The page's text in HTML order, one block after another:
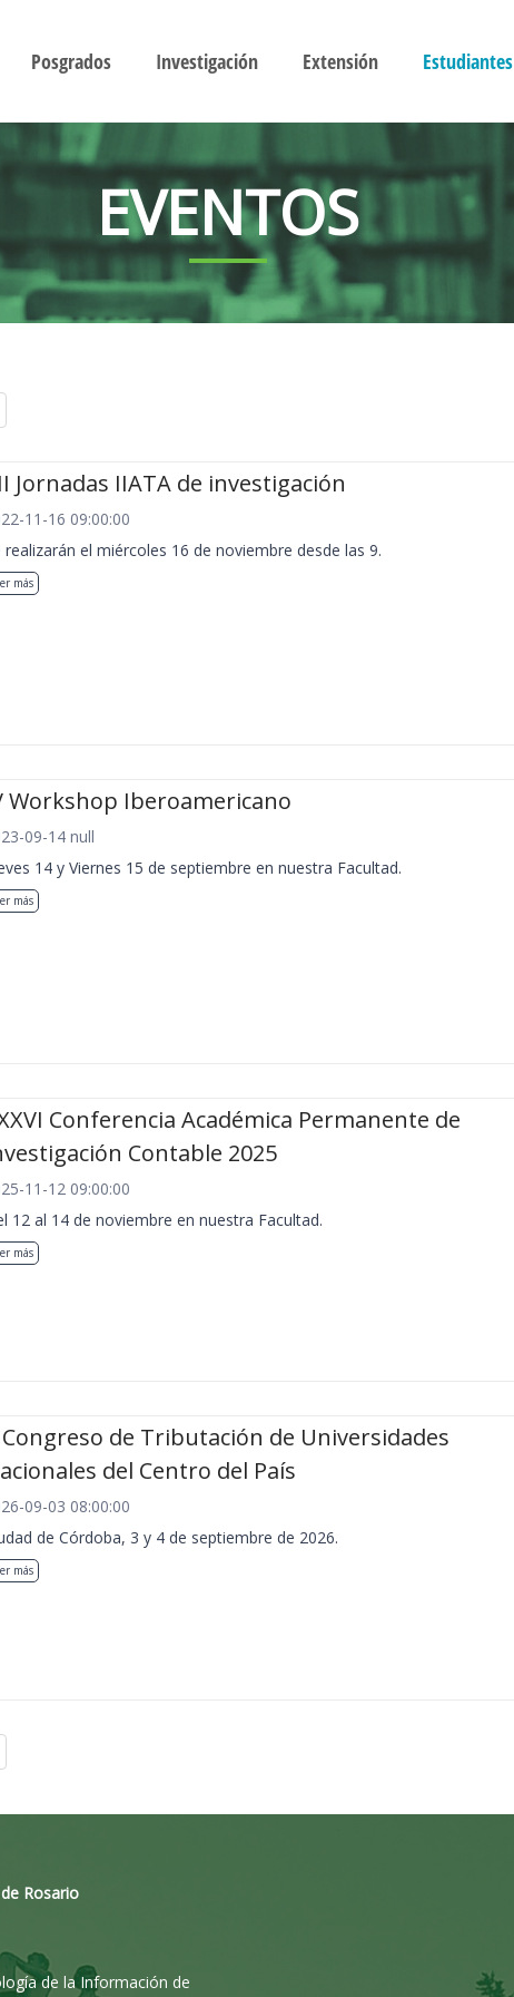
Posgrados Investigación Extensión Estudiantes
EVENTOS
Jornadas IIATA de investigación
11-16 09:00:00
realizarán el miércoles 16 de noviembre desde las 9.
más
Workshop Iberoamericano
09-14 null
14 y Viernes 15 de septiembre en nuestra Facultad.
más
Conferencia Académica Permanente de
Contable 2025
11-12 09:00:00
12 al 14 de noviembre en nuestra Facultad.
más
de Tributación de Universidades
del Centro del País
09-03 08:00:00
de Córdoba, 3 y 4 de septiembre de 2026.
más
Rosario
de la Información de